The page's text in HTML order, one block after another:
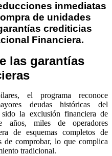
inmediatas
de unidades
crediticias
Financiera.
las garantías
el programa reconoce
deudas históricas del
la exclusión financiera de
años, miles de operadores
de esquemas completos de
comprobar, lo que complica
tradicional.